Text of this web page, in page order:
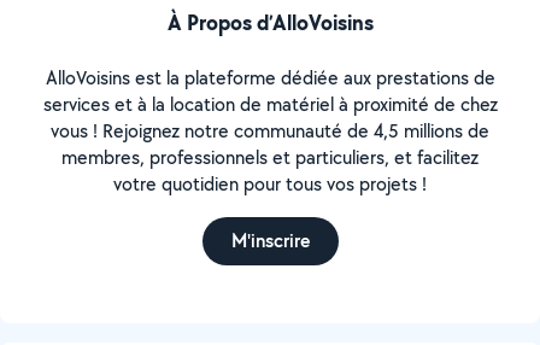
À Propos d’AlloVoisins
AlloVoisins est la plateforme dédiée aux prestations de
services et à la location de matériel à proximité de chez
vous ! Rejoignez notre communauté de 4,5 millions de
membres, professionnels et particuliers, et facilitez
votre quotidien pour tous vos projets !
M'inscrire